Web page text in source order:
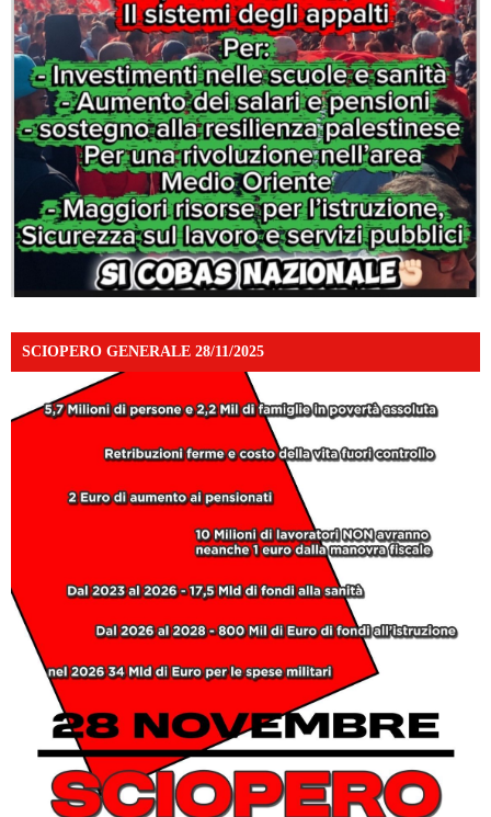
SCIOPERO GENERALE 28/11/2025